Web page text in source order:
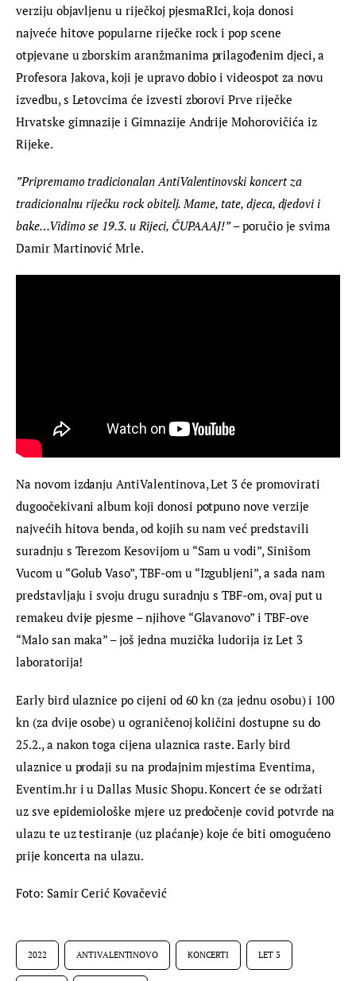
verziju objavljenu u riječkoj pjesmaRIci, koja donosi
najveće hitove popularne riječke rock i pop scene
otpjevane u zborskim aranžmanima prilagođenim djeci, a
Profesora Jakova, koji je upravo dobio i videospot za novu
izvedbu, s Letovcima će izvesti zborovi Prve riječke
Hrvatske gimnazije i Gimnazije Andrije Mohorovičića iz
Rijeke.
”Pripremamo tradicionalan AntiValentinovski koncert za
tradicionalnu riječku rock obitelj. Mame, tate, djeca, djedovi i
bake…Vidimo se 19.3. u Rijeci, ČUPAAAJ!” – poručio je svima
Damir Martinović Mrle.
Na novom izdanju AntiValentinova, Let 3 će promovirati
dugoočekivani album koji donosi potpuno nove verzije
najvećih hitova benda, od kojih su nam već predstavili
suradnju s Terezom Kesovijom u “Sam u vodi”, Sinišom
Vucom u “Golub Vaso”, TBF-om u “Izgubljeni”, a sada nam
predstavljaju i svoju drugu suradnju s TBF-om, ovaj put u
remakeu dvije pjesme – njihove “Glavanovo” i TBF-ove
“Malo san maka” – još jedna muzička ludorija iz Let 3
laboratorija!
Early bird ulaznice po cijeni od 60 kn (za jednu osobu) i 100
kn (za dvije osobe) u ograničenoj količini dostupne su do
25.2., a nakon toga cijena ulaznica raste. Early bird
ulaznice u prodaji su na prodajnim mjestima Eventima,
Eventim.hr i u Dallas Music Shopu. Koncert će se održati
uz sve epidemiološke mjere uz predočenje covid potvrde na
ulazu te uz testiranje (uz plaćanje) koje će biti omogućeno
prije koncerta na ulazu.
Foto: Samir Cerić Kovačević
2022 ANTIVALENTINOVO KONCERTI LET 3